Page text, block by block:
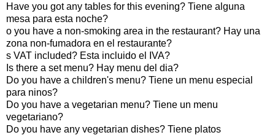
Have you got any tables for this evening? Tiene alguna
mesa para esta noche?
o you have a non-smoking area in the restaurant? Hay una
zona non-fumadora en el restaurante?
s VAT included? Esta incluido el IVA?
Is there a set menu? Hay menu del dia?
Do you have a children's menu? Tiene un menu especial
para ninos?
Do you have a vegetarian menu? Tiene un menu
vegetariano?
Do you have any vegetarian dishes? Tiene platos